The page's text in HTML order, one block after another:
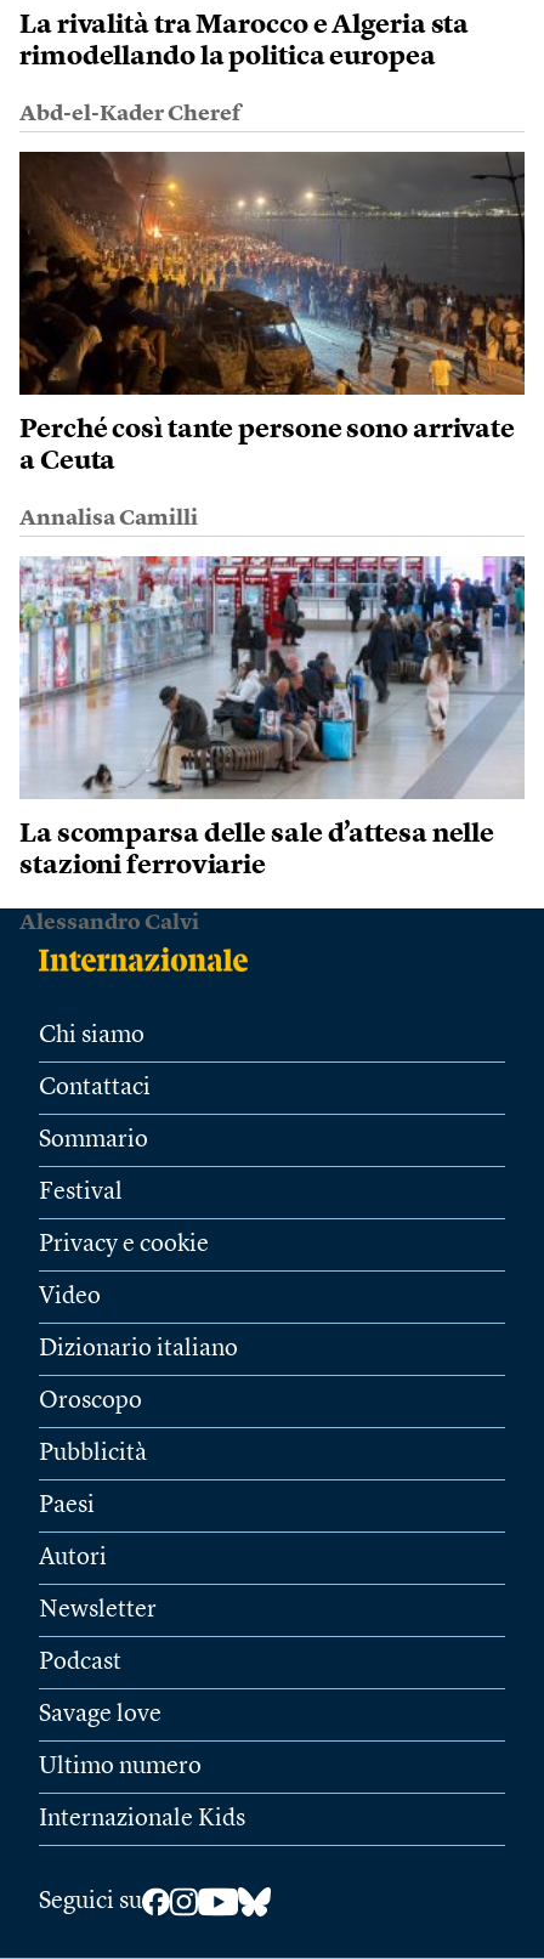
La rivalità tra Marocco e Algeria sta
rimodellando la politica europea
Abd-el-Kader Cheref
Perché così tante persone sono arrivate
a Ceuta
Annalisa Camilli
La scomparsa delle sale d’attesa nelle
stazioni ferroviarie
Alessandro Calvi
Chi siamo
Contattaci
Sommario
Festival
Privacy e cookie
Video
Dizionario italiano
Oroscopo
Pubblicità
Paesi
Autori
Newsletter
Podcast
Savage love
Ultimo numero
Internazionale Kids
Seguici su